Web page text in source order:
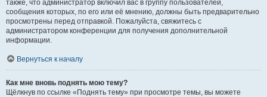
также, что администратор включил вас в группу пользователей,
сообщения которых, по его или её мнению, должны быть предварительно
просмотрены перед отправкой. Пожалуйста, свяжитесь с
администратором конференции для получения дополнительной
информации.
Вернуться к началу
Как мне вновь поднять мою тему?
Щёлкнув по ссылке «Поднять тему» при просмотре темы, вы можете